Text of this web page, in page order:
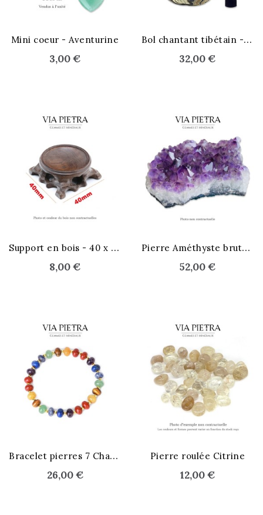
Mini coeur - Aventurine
3,00 €
B
ol chantant tibétain - symboles
32,00 €
S
upport en bois - 40 x 40 mm
8,00 €
P
ierre Améthyste brute - XL
52,00 €
B
racelet pierres 7 Chakras
26,00 €
Pierre roulée Citrine
12,00 €